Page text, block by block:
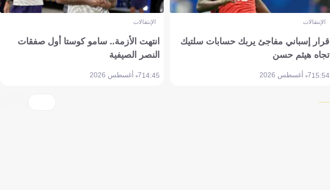
الإنتقالات
قرار إسباني مفاجئ يربك حسابات سلتيك
تجاه هيثم حسن
15:547 أغسطس 2026
الإنتقالات
انتهت الأزمة.. سامو كوستا أول صفقات
النصر الصيفية
14:457 أغسطس 2026